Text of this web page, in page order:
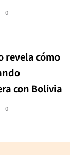
0
revela cómo
con Bolivia
0